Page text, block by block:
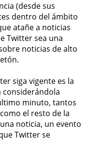
(desde sus
dentro del ámbito
atañe a noticias
Twitter sea una
noticias de alto
siga vigente es la
considerándola
minuto, tantos
el resto de la
noticia, un evento
Twitter se